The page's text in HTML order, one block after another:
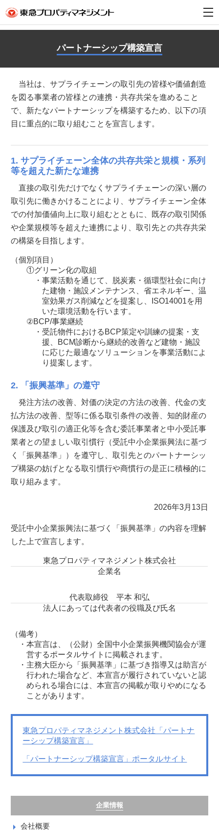
t
o
g
g
v
パートナーシップ構築宣言
当社は、サプライチェーンの取引先の皆様や価値創造
を図る事業者の皆様との連携・共存共栄を進めること
で、新たなパートナーシップを構築するため、以下の項
目に重点的に取り組むことを宣言します。
1. サプライチェーン全体の共存共栄と規模・系列
等を超えた新たな連携
直接の取引先だけでなくサプライチェーンの深い層の
取引先に働きかけることにより、サプライチェーン全体
での付加価値向上に取り組むとともに、既存の取引関係
や企業規模等を超えた連携により、取引先との共存共栄
の構築を目指します。
（個別項目）
①グリーン化の取組
・事業活動を通じて、脱炭素・循環型社会に向け
た建物・施設メンテナンス、省エネルギー、温
室効果ガス削減などを提案し、ISO14001を用
いた環境活動を行います。
②BCP/事業継続
・受託物件におけるBCP策定や訓練の提案・支
援、BCM診断から継続的改善など建物・施設
に応じた最適なソリューションを事業活動によ
り提案します。
2. 「振興基準」の遵守
発注方法の改善、対価の決定の方法の改善、代金の支
払方法の改善、型等に係る取引条件の改善、知的財産の
保護及び取引の適正化等を含む委託事業者と中小受託事
業者との望ましい取引慣行（受託中小企業振興法に基づ
く「振興基準」）を遵守し、取引先とのパートナーシッ
プ構築の妨げとなる取引慣行や商慣行の是正に積極的に
取り組みます。
2026年3月13日
受託中小企業振興法に基づく「振興基準」の内容を理解
した上で宣言します。
東急プロパティマネジメント株式会社
企業名
代表取締役 平本 和弘
法人にあっては代表者の役職及び氏名
（備考）
・本宣言は、（公財）全国中小企業振興機関協会が運
営するポータルサイトに掲載されます。
・主務大臣から「振興基準」に基づき指導又は助言が
行われた場合など、本宣言が履行されていないと認
められる場合には、本宣言の掲載が取りやめになる
ことがあります。
東急プロパティマネジメント株式会社「パートナ
ーシップ構築宣言」
「パートナーシップ構築宣言」ポータルサイト
企業情報
会社概要